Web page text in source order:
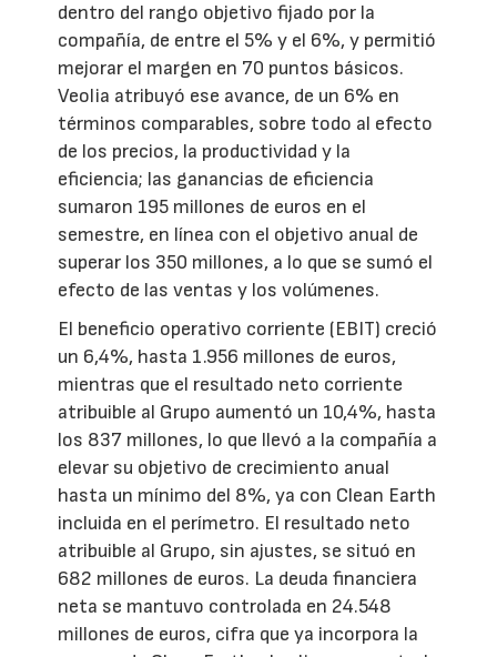
dentro del rango objetivo fijado por la
compañía, de entre el 5% y el 6%, y permitió
mejorar el margen en 70 puntos básicos.
Veolia atribuyó ese avance, de un 6% en
términos comparables, sobre todo al efecto
de los precios, la productividad y la
eficiencia; las ganancias de eficiencia
sumaron 195 millones de euros en el
semestre, en línea con el objetivo anual de
superar los 350 millones, a lo que se sumó el
efecto de las ventas y los volúmenes.
El beneficio operativo corriente (EBIT) creció
un 6,4%, hasta 1.956 millones de euros,
mientras que el resultado neto corriente
atribuible al Grupo aumentó un 10,4%, hasta
los 837 millones, lo que llevó a la compañía a
elevar su objetivo de crecimiento anual
hasta un mínimo del 8%, ya con Clean Earth
incluida en el perímetro. El resultado neto
atribuible al Grupo, sin ajustes, se situó en
682 millones de euros. La deuda financiera
neta se mantuvo controlada en 24.548
millones de euros, cifra que ya incorpora la